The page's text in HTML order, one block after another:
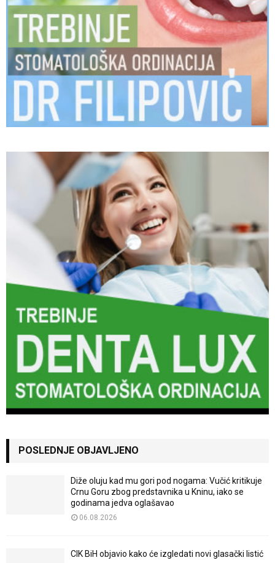
POSLEDNJE OBJAVLJENO
Diže oluju kad mu gori pod nogama: Vučić kritikuje
Crnu Goru zbog predstavnika u Kninu, iako se
godinama jedva oglašavao
06.08.2026
CIK BiH objavio kako će izgledati novi glasački listić